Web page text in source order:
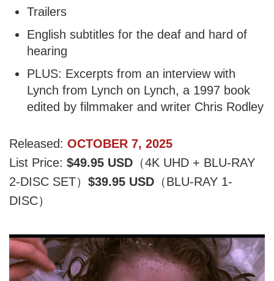
Trailers
English subtitles for the deaf and hard of
hearing
PLUS: Excerpts from an interview with
Lynch from Lynch on Lynch, a 1997 book
edited by filmmaker and writer Chris Rodley
Released: OCTOBER 7, 2025
List Price: $49.95 USD （4K UHD + BLU-RAY
2-DISC SET） $39.95 USD （BLU-RAY 1-
DISC）